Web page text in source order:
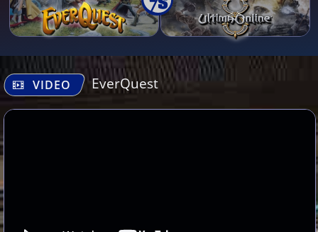
VIDEO EverQuest